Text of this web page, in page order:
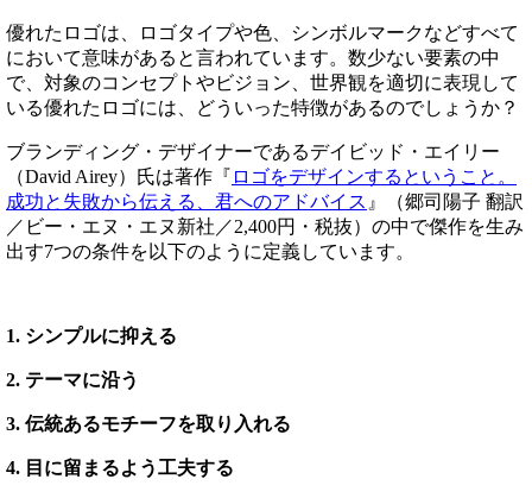
優れたロゴは、ロゴタイプや色、シンボルマークなどすべて
において意味があると言われています。数少ない要素の中
で、対象のコンセプトやビジョン、世界観を適切に表現して
いる優れたロゴには、どういった特徴があるのでしょうか？
ブランディング・デザイナーであるデイビッド・エイリー
（David Airey）氏は著作『 ロゴをデザインするということ。
成功と失敗から伝える、君へのアドバイス 』（郷司陽子 翻訳
／ビー・エヌ・エヌ新社／2,400円・税抜）の中で傑作を生み
出す7つの条件を以下のように定義しています。
1. シンプルに抑える
2. テーマに沿う
3. 伝統あるモチーフを取り入れる
4. 目に留まるよう工夫する